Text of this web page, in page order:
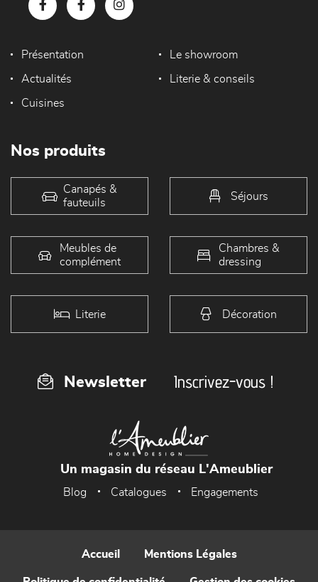
Présentation Le showroom
Actualités Literie & conseils
Cuisines
Nos produits
Canapés &
fauteuils
Séjours
Meubles de
complément
Chambres &
dressing
Literie Décoration
Newsletter Inscrivez-vous !
Un magasin du réseau L'Ameublier
Blog Catalogues Engagements
Accueil Mentions Légales